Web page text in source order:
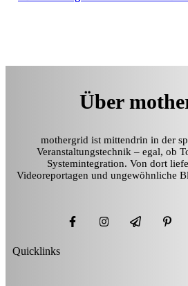
Über
mothergrid ist mittendrin in der
Veranstaltungstechnik – egal, ob
Systemintegration. Von dort
Videoreportagen und ungewöhnliche
Quicklinks